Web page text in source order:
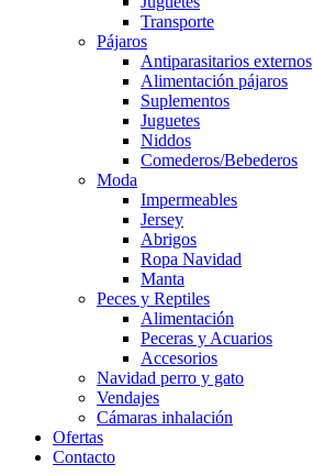
Transporte
Pájaros
Antiparasitarios externos
Alimentación pájaros
Suplementos
Juguetes
Niddos
Comederos/Bebederos
Moda
Impermeables
Jersey
Abrigos
Ropa Navidad
Manta
Peces y Reptiles
Alimentación
Peceras y Acuarios
Accesorios
Navidad perro y gato
Vendajes
Cámaras inhalación
Ofertas
Contacto